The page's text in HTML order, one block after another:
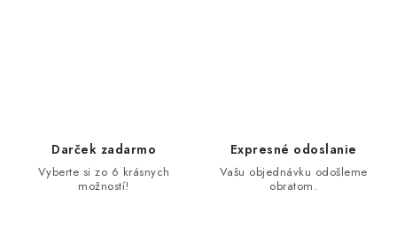
Darček zadarmo
Vyberte si zo 6 krásnych
možností!
Expresné odoslanie
Vašu objednávku odošleme
obratom.